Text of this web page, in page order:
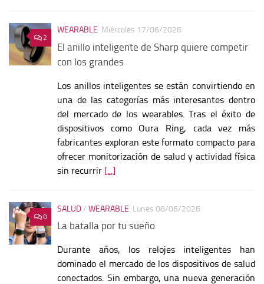
2
WEARABLE Miércoles 17/06/2026
El anillo inteligente de Sharp quiere competir
con los grandes
Los anillos inteligentes se están convirtiendo en
una de las categorías más interesantes dentro
del mercado de los wearables. Tras el éxito de
dispositivos como Oura Ring, cada vez más
fabricantes exploran este formato compacto para
ofrecer monitorización de salud y actividad física
sin recurrir [...]
0
SALUD/ WEARABLE Lunes 08/06/2026
La batalla por tu sueño
Durante años, los relojes inteligentes han
dominado el mercado de los dispositivos de salud
conectados. Sin embargo, una nueva generación